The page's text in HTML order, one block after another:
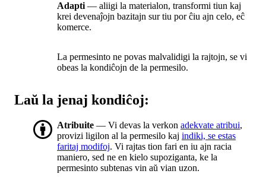
Adapti — aliigi la materialon, transformi tiun kaj
krei devenaĵojn bazitajn sur tiu por ĉiu ajn celo, eĉ
komerce.
La permesinto ne povas malvalidigi la rajtojn, se vi
obeas la kondiĉojn de la permesilo.
Laŭ la jenaj kondiĉoj:
Atribuite — Vi devas la verkon adekvate atribui,
provizi ligilon al la permesilo kaj indiki, se estas
faritaj modifoj. Vi rajtas tion fari en iu ajn racia
maniero, sed ne en kielo supoziganta, ke la
permesinto subtenas vin aŭ vian uzon.